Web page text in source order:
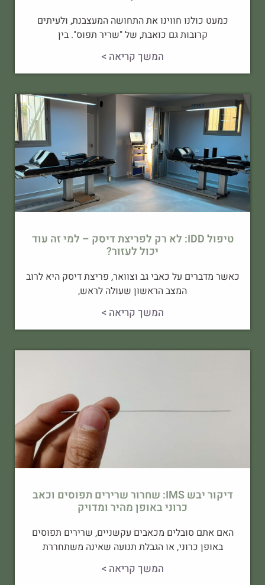
כמעט כולנו חווינו את התחושה המעצבנת, ולעיתים
קרובות גם כואבת, של "שריר תפוס". בין
המשך קריאה >
טיפול IDD: לא רק לפריצת דיסק – למי זה עוד
יכול לעזור?
כאשר מדברים על כאבי גב וצוואר, פריצת דיסק היא לרוב
המצב הראשון שעולה לראש,
המשך קריאה >
דיקור יבש IMS: שחרור שרירים תפוסים וכאב
כרוני באופן מהיר ומדויק
האם אתם סובלים מכאבים עקשניים, שרירים תפוסים
באופן כרוני, או הגבלת תנועה שאינה משתחררת
המשך קריאה >